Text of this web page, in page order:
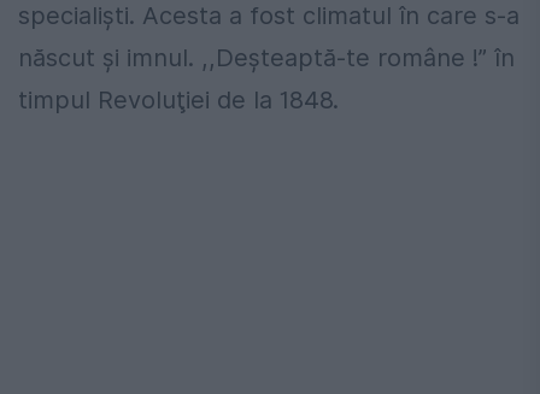
specialişti. Acesta a fost climatul în care s-a
născut şi imnul. ,,Deşteaptă-te române !” în
timpul Revoluţiei de la 1848.